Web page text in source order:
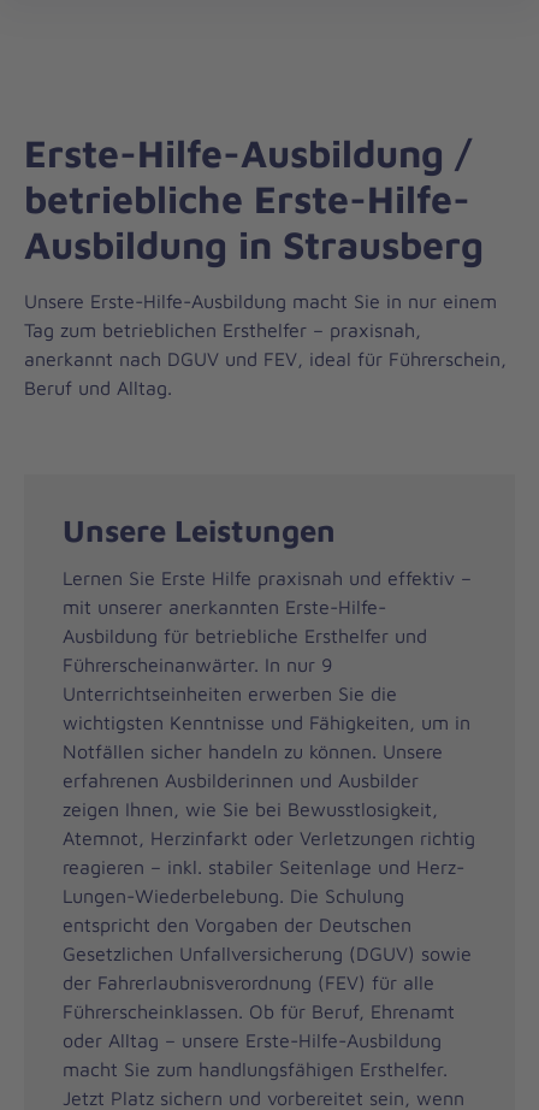
Erste-Hilfe-Ausbildung /
betriebliche Erste-Hilfe-
Ausbildung in Strausberg
Unsere Erste-Hilfe-Ausbildung macht Sie in nur einem
Tag zum betrieblichen Ersthelfer – praxisnah,
anerkannt nach DGUV und FEV, ideal für Führerschein,
Beruf und Alltag.
Unsere Leistungen
Lernen Sie Erste Hilfe praxisnah und effektiv –
mit unserer anerkannten Erste-Hilfe-
Ausbildung für betriebliche Ersthelfer und
Führerscheinanwärter. In nur 9
Unterrichtseinheiten erwerben Sie die
wichtigsten Kenntnisse und Fähigkeiten, um in
Notfällen sicher handeln zu können. Unsere
erfahrenen Ausbilderinnen und Ausbilder
zeigen Ihnen, wie Sie bei Bewusstlosigkeit,
Atemnot, Herzinfarkt oder Verletzungen richtig
reagieren – inkl. stabiler Seitenlage und Herz-
Lungen-Wiederbelebung. Die Schulung
entspricht den Vorgaben der Deutschen
Gesetzlichen Unfallversicherung (DGUV) sowie
der Fahrerlaubnisverordnung (FEV) für alle
Führerscheinklassen. Ob für Beruf, Ehrenamt
oder Alltag – unsere Erste-Hilfe-Ausbildung
macht Sie zum handlungsfähigen Ersthelfer.
Jetzt Platz sichern und vorbereitet sein, wenn